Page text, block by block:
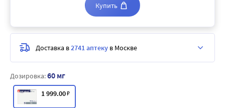
Дозировка:60 мг
1 999.00₽
Купить
Доставка в2741 аптеку в Москве